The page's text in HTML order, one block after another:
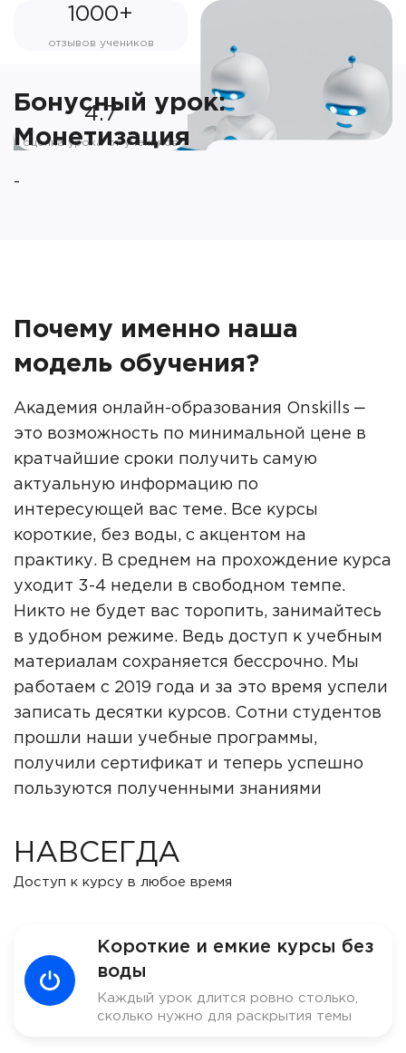
1000+
отзывов учеников
4.7
оценка урока от учеников
Бонусный урок:
Монетизация
-
Почему именно наша
модель обучения?
Академия онлайн-образования Onskills ‒
это возможность по минимальной цене в
кратчайшие сроки получить самую
актуальную информацию по
интересующей вас теме. Все курсы
короткие, без воды, с акцентом на
практику. В среднем на прохождение курса
уходит 3-4 недели в свободном темпе.
Никто не будет вас торопить, занимайтесь
в удобном режиме. Ведь доступ к учебным
материалам сохраняется бессрочно. Мы
работаем с 2019 года и за это время успели
записать десятки курсов. Сотни студентов
прошли наши учебные программы,
получили сертификат и теперь успешно
пользуются полученными знаниями
НАВСЕГДА
Доступ к курсу в любое время
Короткие и емкие курсы без
воды
Каждый урок длится ровно столько,
сколько нужно для раскрытия темы